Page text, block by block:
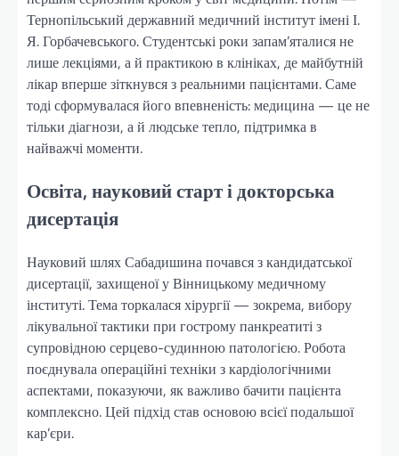
Тернопільський державний медичний інститут імені І.
Я. Горбачевського. Студентські роки запам’яталися не
лише лекціями, а й практикою в клініках, де майбутній
лікар вперше зіткнувся з реальними пацієнтами. Саме
тоді сформувалася його впевненість: медицина — це не
тільки діагнози, а й людське тепло, підтримка в
найважчі моменти.
Освіта, науковий старт і докторська
дисертація
Науковий шлях Сабадишина почався з кандидатської
дисертації, захищеної у Вінницькому медичному
інституті. Тема торкалася хірургії — зокрема, вибору
лікувальної тактики при гострому панкреатиті з
супровідною серцево-судинною патологією. Робота
поєднувала операційні техніки з кардіологічними
аспектами, показуючи, як важливо бачити пацієнта
комплексно. Цей підхід став основою всієї подальшої
кар’єри.